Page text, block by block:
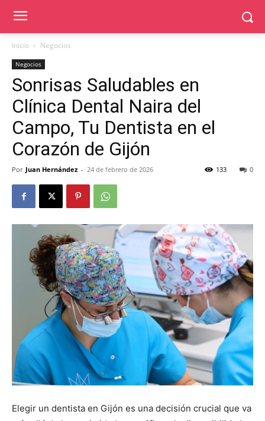
Inicio Negocios
Negocios
Sonrisas Saludables en
Clínica Dental Naira del
Campo, Tu Dentista en el
Corazón de Gijón
Por Juan Hernández - 24 de febrero de 2026 0
133
Elegir un dentista en Gijón es una decisión crucial que va